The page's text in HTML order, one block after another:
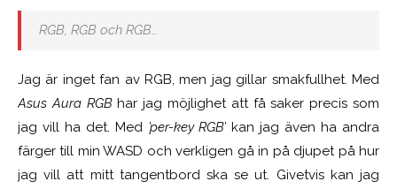
RGB, RGB och RGB…
Jag är inget fan av RGB, men jag gillar smakfullhet. Med
Asus Aura RGBhar jag möjlighet att få saker precis som
jag vill ha det. Med ’per-key RGB’kan jag även ha andra
färger till min WASD och verkligen gå in på djupet på hur
jag vill att mitt tangentbord ska se ut. Givetvis kan jag